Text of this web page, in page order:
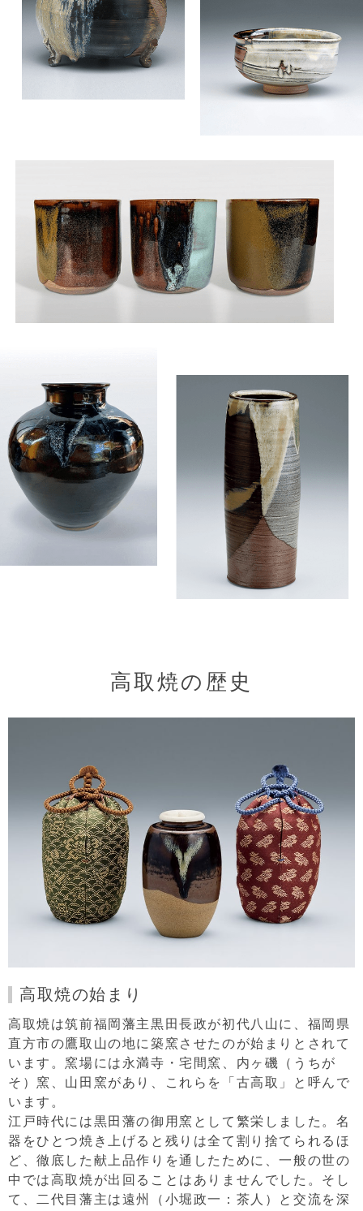
高取焼の歴史
高取焼の始まり
高取焼は筑前福岡藩主黒田長政が初代八山に、福岡県
直方市の鷹取山の地に築窯させたのが始まりとされて
います。窯場には永満寺・宅間窯、内ヶ磯（うちが
そ）窯、山田窯があり、これらを「古高取」と呼んで
います。
江戸時代には黒田藩の御用窯として繁栄しました。名
器をひとつ焼き上げると残りは全て割り捨てられるほ
ど、徹底した献上品作りを通したために、一般の世の
中では高取焼が出回ることはありませんでした。そし
て、二代目藩主は遠州（小堀政一：茶人）と交流を深